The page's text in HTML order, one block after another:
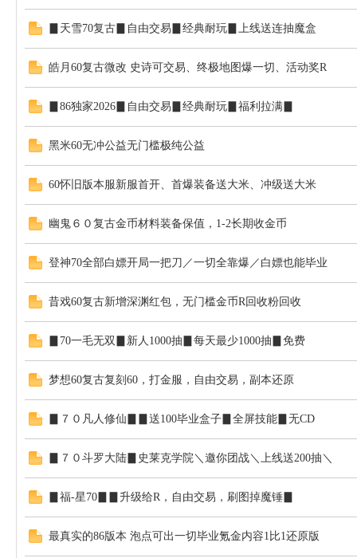
▊天雪70复古▊自由交易▊经典耐玩▊上线送连抽魔盒
皓月60复古微改 史诗可交易、终极地图爆一切、活动奖R
▊86独家2026▊自由交易▊经典耐玩▊福利拉满▊
黑米60无冲公益无门槛极纯公益
60怀旧版本服新服首开、首爆装备送大米、冲级送大米
幽鬼６０复古金币材料装备保值，1-2长期收金币
登神70全部白嫖开局一把刀／一切全靠爆／白嫖也能毕业
昔戏60复古新增深渊红包，无门槛金币R回收粉回收
▊70一毛无双▊新人1000抽▊每天最少1000抽▊免费
梦想60复古复刻60，打金服，自由交易，副本还原
▊７０凡人修仙▊▊送100毕业盒子▊全屏技能▊无CD
▊７０斗罗大陆▊史莱克学院＼邀你团战＼上线送200抽＼
▊福-星70▊▊升级给R，自由交易，刷图掉魔锤▊
最真实的86版本 泡点可出一切毕业氪金内容1比1还原版